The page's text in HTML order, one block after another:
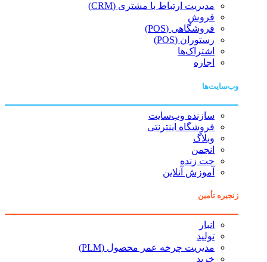
مدیریت ارتباط با مشتری (CRM)
فروش
فروشگاهی (POS)
رستوران (POS)
اشتراک‌ها
اجاره
وب‌سایت‌ها
سازنده وب‌سایت
فروشگاه اینترنتی
وبلاگ
انجمن
چت زنده
آموزش آنلاین
زنجیره تأمین
انبار
تولید
مدیریت چرخه عمر محصول (PLM)
خرید